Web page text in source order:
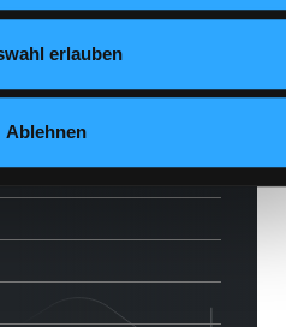
erlauben
Ablehnen